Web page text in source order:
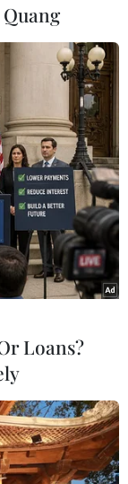
dự cuộc
của Bộ
17 đến
Brazil,
Loans?